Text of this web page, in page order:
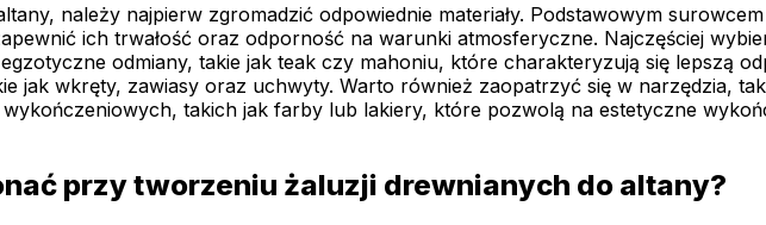
należy najpierw zgromadzić odpowiednie materiały. Podstawowym
ich trwałość oraz odporność na warunki atmosferyczne. Najczęściej
odmiany, takie jak teak czy mahoniu, które charakteryzują się lepszą
jak wkręty, zawiasy oraz uchwyty. Warto również zaopatrzyć się w narzędzia,
wykończeniowych, takich jak farby lub lakiery, które pozwolą na estetyczne
przy tworzeniu żaluzji drewnianych do altany?